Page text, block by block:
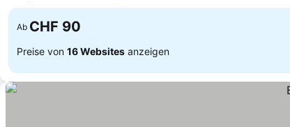
Ab CHF 90
Preise von 16 Websites anzeigen